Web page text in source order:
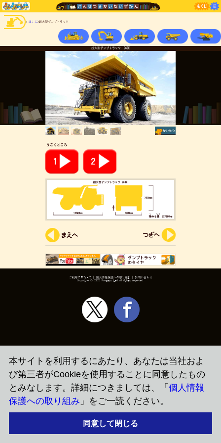
本サイトを利用するにあたり、あなたは当社およ
び第三者がCookieを使用することに同意したもの
とみなします。詳細につきましては、「 個人情報
保護への取り組み 」をご一読ください。
同意して閉じる
> はこぶ>超大型ダンプトラック
超大型ダンプトラック 960E
うごくところ
ご利用にあたって 個人情報保護への取り組み
お問い合わせ
Copyright © 2026 Komatsu Ltd.All rights reserved.